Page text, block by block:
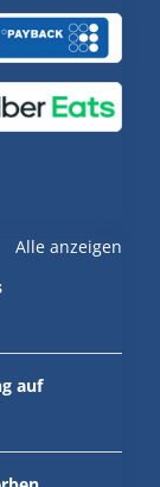
Alle anzeigen
auf